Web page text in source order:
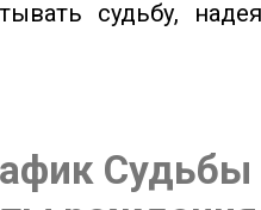
судьбу,
Судьбы